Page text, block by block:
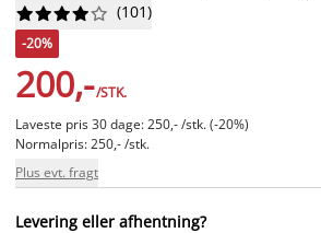





 (101)
-20%
200,-/STK.
Laveste pris 30 dage: 250,- /stk. (-20%)
Normalpris: 250,- /stk.
Plus evt. fragt
Levering eller afhentning?